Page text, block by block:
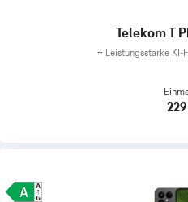
Telekom T
+ Leistungsstarke KI-